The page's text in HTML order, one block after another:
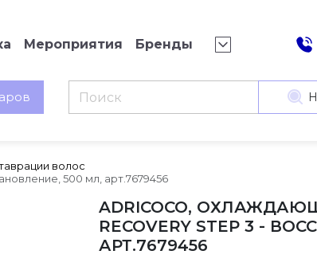
Мероприятия Бренды
волос
500 мл, арт.7679456
ADRICOCO,
RECOVERY STEP 3 -
АРТ.7679456